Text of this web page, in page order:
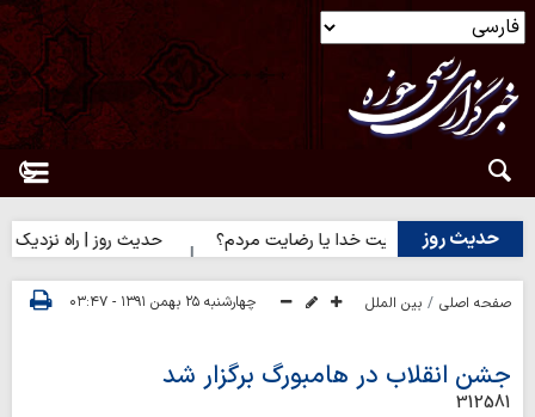
حدیث روز
حدیث روز | رضایت خدا یا رضایت مردم؟ حدیث روز | راه نزدیک
صفحه اصلی بین الملل چهارشنبه ۲۵ بهمن ۱۳۹۱ - ۰۳:۴۷
جشن انقلاب در هامبورگ برگزار شد
312581